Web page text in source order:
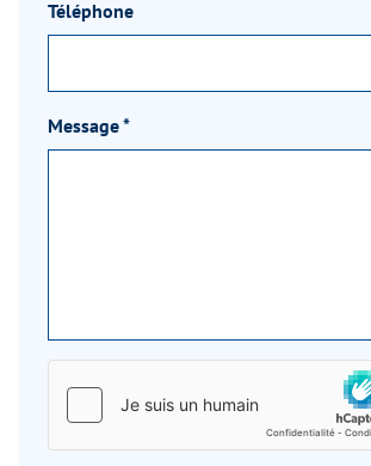
Téléphone
Message*